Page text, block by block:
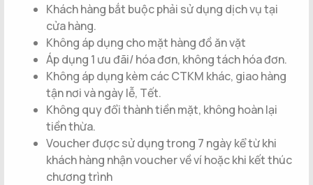
Khách hàng bắt buộc phải sử dụng dịch vụ tại
cửa hàng.
Không áp dụng cho mặt hàng đồ ăn vặt
Áp dụng 1 ưu đãi/ hóa đơn, không tách hóa đơn.
Không áp dụng kèm các CTKM khác, giao hàng
tận nơi và ngày lễ, Tết.
Không quy đổi thành tiền mặt, không hoàn lại
tiền thừa.
Voucher được sử dụng trong 7 ngày kể từ khi
khách hàng nhận voucher về ví hoặc khi kết thúc
chương trình